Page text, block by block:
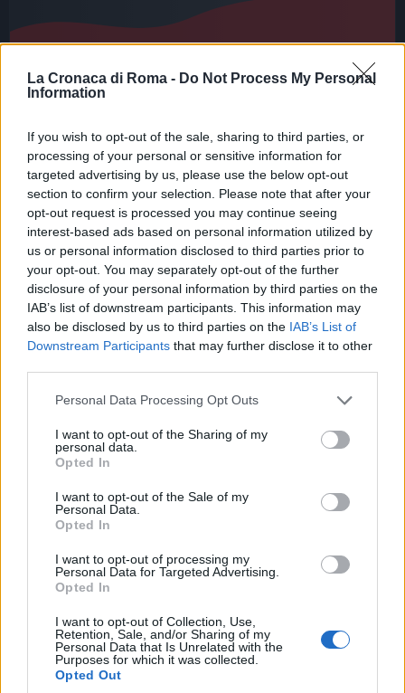
La Cronaca di Roma - Do Not Process My Personal
Information
If you wish to opt-out of the sale, sharing to third parties, or
processing of your personal or sensitive information for
targeted advertising by us, please use the below opt-out
section to confirm your selection. Please note that after your
opt-out request is processed you may continue seeing
interest-based ads based on personal information utilized by
us or personal information disclosed to third parties prior to
your opt-out. You may separately opt-out of the further
disclosure of your personal information by third parties on the
IAB’s list of downstream participants. This information may
also be disclosed by us to third parties on the IAB’s List of
Downstream Participants that may further disclose it to other
Please note that this website/app uses one or more Google
not limited to your visit or usage behaviour. You may click to
grant or deny consent to Google and its third-party tags to
use your data for below specified purposes in below Google
consent section.
Personal Data Processing Opt Outs
I want to opt-out of the Sharing of my
personal data.
Opted In
I want to opt-out of the Sale of my
Personal Data.
Opted In
I want to opt-out of processing my
Personal Data for Targeted Advertising.
Opted In
I want to opt-out of Collection, Use,
Retention, Sale, and/or Sharing of my
Personal Data that Is Unrelated with the
Purposes for which it was collected.
Opted Out
ROMA 19enne si toglie la vita con
veleno comprato sul web: indaga
la Procura
30 Aprile 2021 - 11:40Villani
ROMA 19enne si toglie la vita con veleno
comprato sul web: indaga la Procura. ROMA
19enne si toglie la vita con veleno comprato sul
web. Per la precisione,…
Leggi l’articolo →
CRONACA
ROMA Ragazzo di 16 anni morto